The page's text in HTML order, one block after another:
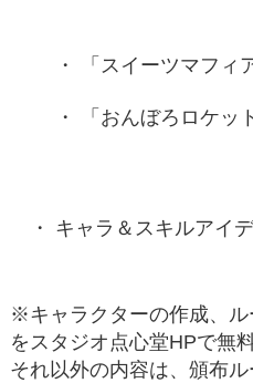
「スイーツマフィ
「おんぼろロケッ
キャラ＆スキルアイ
※キャラクターの作成、
をスタジオ点心堂HPで無
それ以外の内容は、頒布